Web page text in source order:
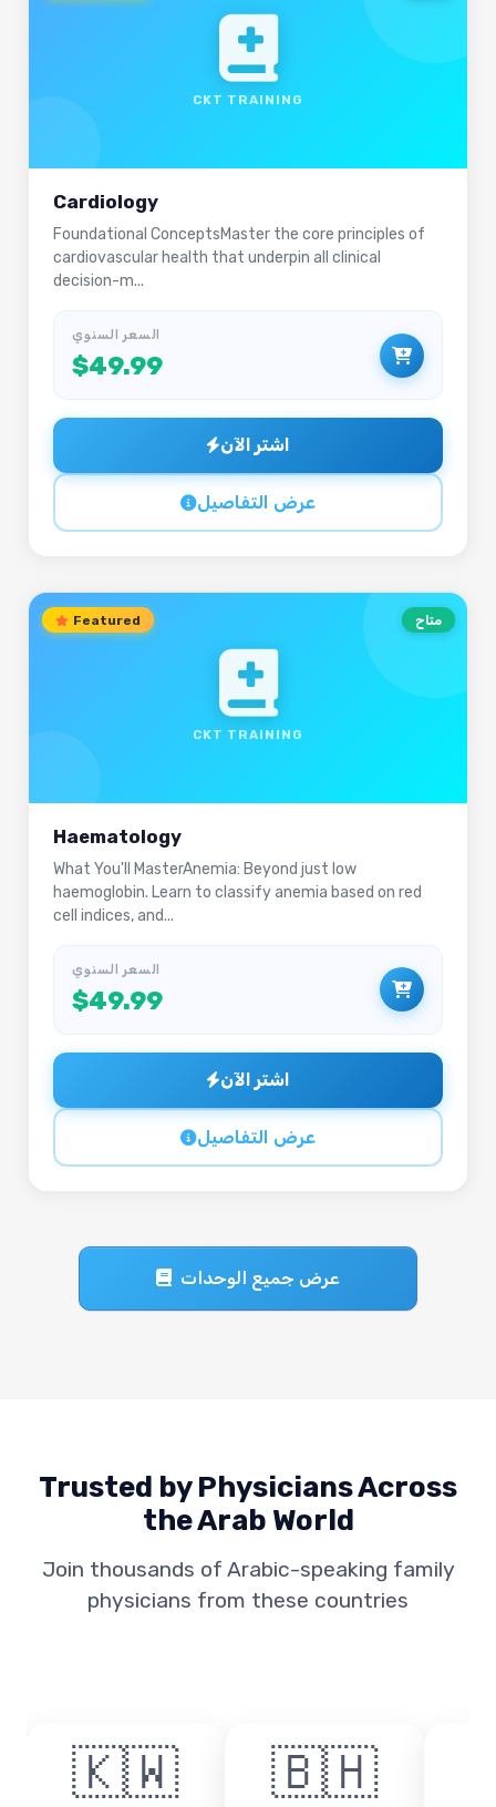
CKT TRAINING
Cardiology
Foundational ConceptsMaster the core principles of
cardiovascular health that underpin all clinical
decision-m...
السعر السنوي
$49.99
اشتر الآن
عرض التفاصيل
CKT TRAINING
متاح Featured
Haematology
What You'll MasterAnemia: Beyond just low
haemoglobin. Learn to classify anemia based on red
cell indices, and...
السعر السنوي
$49.99
اشتر الآن
عرض التفاصيل
عرض جميع الوحدات
Trusted by Physicians Across
the Arab World
Join thousands of Arabic-speaking family
physicians from these countries
🇧🇭 🇴🇲